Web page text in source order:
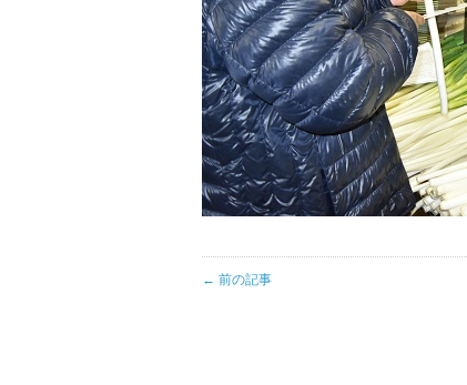
← 前の記事